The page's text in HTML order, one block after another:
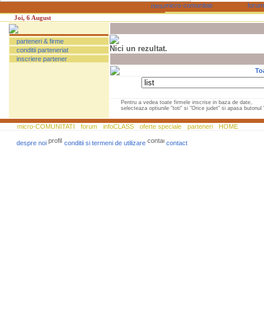
Joi, 6 August
parteneri & firme
conditii parteneriat
inscriere partener
Nici un rezultat.
Pentru a vedea toate firmele inscrise in baza de date,
selecteaza optiunile "toti" si "Orice judet" si apasa butonul
micro-COMUNITATI forum infoCLASS oferte speciale parteneri HOME
despre noi conditii si termeni de utilizare contact